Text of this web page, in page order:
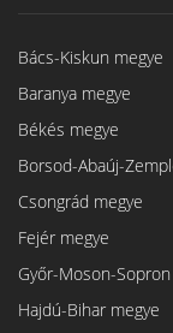
Bács-Kiskun megye
Baranya megye
Békés megye
Borsod-Abaúj-
Csongrád megye
Fejér megye
Győr-Moson-
Hajdú-Bihar megye